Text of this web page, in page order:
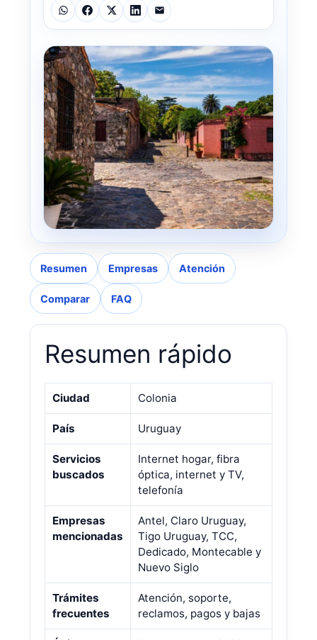
Resumen Empresas Atención
Comparar FAQ
Resumen rápido
Ciudad Colonia
País Uruguay
Servicios
buscados
Internet hogar, fibra
óptica, internet y TV,
telefonía
Empresas
mencionadas
Antel, Claro Uruguay,
Tigo Uruguay, TCC,
Dedicado, Montecable y
Nuevo Siglo
Trámites
frecuentes
Atención, soporte,
reclamos, pagos y bajas